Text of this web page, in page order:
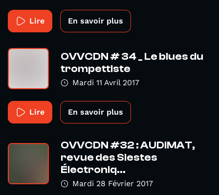
Lire En savoir plus
OVVCDN # 34 _ Le blues du
trompettiste
Mardi 11 Avril 2017
Lire En savoir plus
OVVCDN #32 : AUDIMAT,
revue des Siestes
Électroniq...
Mardi 28 Février 2017